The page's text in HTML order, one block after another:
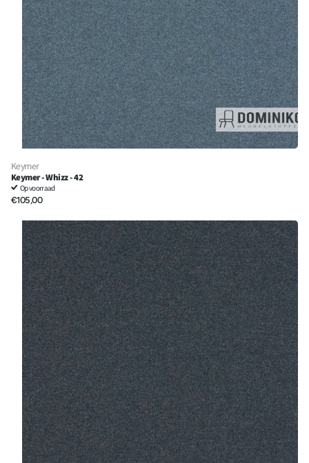
Keymer
Keymer - Whizz - 42
Op voorraad
€105,00